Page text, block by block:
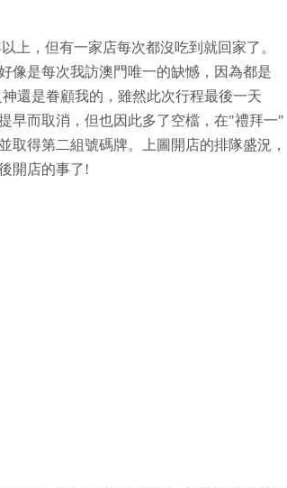
上，但有一家店每次都沒吃到就回家了。
像是每次我訪澳門唯一的缺憾，因為都是
還是眷顧我的，雖然此次行程最後一天
早而取消，但也因此多了空檔，在"禮拜一"
取得第二組號碼牌。上圖開店的排隊盛況，
開店的事了!